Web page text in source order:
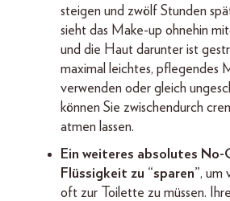
steigen und zwölf Stunden
sieht das Make-up ohnehin
und die Haut darunter ist
maximal leichtes, pflegendes
verwenden oder gleich
können Sie zwischendurch
atmen lassen.
Ein weiteres absolutes No-
Flüssigkeit zu “sparen”, um
oft zur Toilette zu müssen.